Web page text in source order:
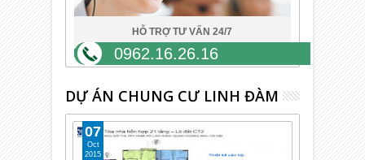
HỖ TRỢ TƯ VẤN 24/7
0962.16.26.16
DỰ ÁN CHUNG CƯ LINH ĐÀM
07
Oct
2015